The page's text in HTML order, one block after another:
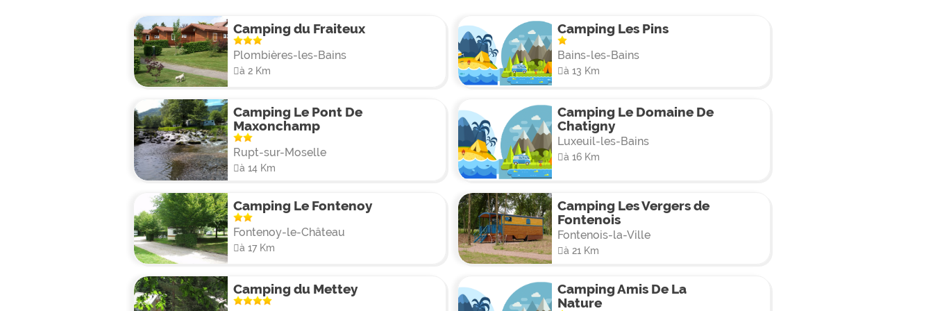
Camping du Fraiteux
Plombières-les-Bains
à 2 Km
Camping Les Pins
Bains-les-Bains
à 13 Km
Camping Le Pont De
Maxonchamp
Rupt-sur-Moselle
à 14 Km
Camping Le Domaine De
Chatigny
Luxeuil-les-Bains
à 16 Km
Camping Le Fontenoy
Fontenoy-le-Château
à 17 Km
Camping Les Vergers de
Fontenois
Fontenois-la-Ville
à 21 Km
Camping du Mettey
Camping Amis De La
Nature